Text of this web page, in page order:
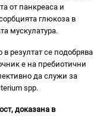
от панкреаса и
глюкоза в
мускулатура.
в резултат се подобрява
е на пребиотични
да служи за
spp.
доказана в